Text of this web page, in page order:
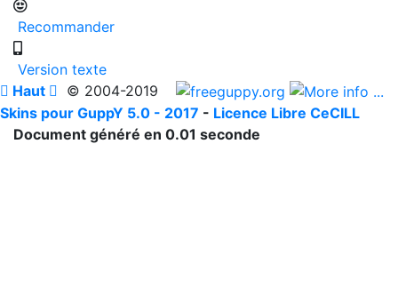
Recommander
Version texte
 Haut  © 2004-2019
Skins pour GuppY 5.0 - 2017 - Licence Libre CeCILL
Document généré en 0.01 seconde